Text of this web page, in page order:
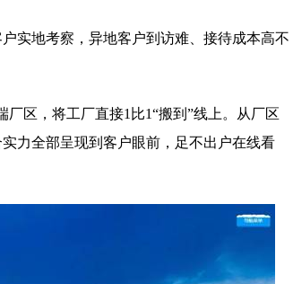
实地考察，异地客户到访难、接待成本高不
区，将工厂直接1比1“搬到”线上。从厂区
力全部呈现到客户眼前，足不出户在线看